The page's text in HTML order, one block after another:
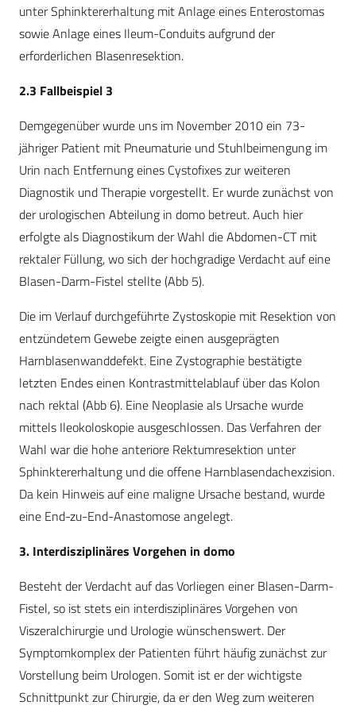
unter Sphinktererhaltung mit Anlage eines Enterostomas
sowie Anlage eines Ileum-Conduits aufgrund der
erforderlichen Blasenresektion.
2.3 Fallbeispiel 3
Demgegenüber wurde uns im November 2010 ein 73-
jähriger Patient mit Pneumaturie und Stuhlbeimengung im
Urin nach Entfernung eines Cystofixes zur weiteren
Diagnostik und Therapie vorgestellt. Er wurde zunächst von
der urologischen Abteilung in domo betreut. Auch hier
erfolgte als Diagnostikum der Wahl die Abdomen-CT mit
rektaler Füllung, wo sich der hochgradige Verdacht auf eine
Blasen-Darm-Fistel stellte (Abb 5).
Die im Verlauf durchgeführte Zystoskopie mit Resektion von
entzündetem Gewebe zeigte einen ausgeprägten
Harnblasenwanddefekt. Eine Zystographie bestätigte
letzten Endes einen Kontrastmittelablauf über das Kolon
nach rektal (Abb 6). Eine Neoplasie als Ursache wurde
mittels Ileokoloskopie ausgeschlossen. Das Verfahren der
Wahl war die hohe anteriore Rektumresektion unter
Sphinktererhaltung und die offene Harnblasendachexzision.
Da kein Hinweis auf eine maligne Ursache bestand, wurde
eine End-zu-End-Anastomose angelegt.
3. Interdisziplinäres Vorgehen in domo
Besteht der Verdacht auf das Vorliegen einer Blasen-Darm-
Fistel, so ist stets ein interdisziplinäres Vorgehen von
Viszeralchirurgie und Urologie wünschenswert. Der
Symptomkomplex der Patienten führt häufig zunächst zur
Vorstellung beim Urologen. Somit ist er der wichtigste
Schnittpunkt zur Chirurgie, da er den Weg zum weiteren